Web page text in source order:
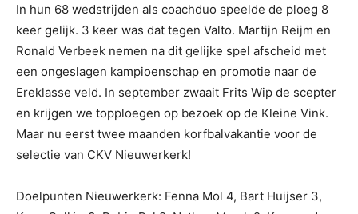
In hun 68 wedstrijden als coachduo speelde de ploeg 8
keer gelijk. 3 keer was dat tegen Valto. Martijn Reijm en
Ronald Verbeek nemen na dit gelijke spel afscheid met
een ongeslagen kampioenschap en promotie naar de
Ereklasse veld. In september zwaait Frits Wip de scepter
en krijgen we topploegen op bezoek op de Kleine Vink.
Maar nu eerst twee maanden korfbalvakantie voor de
selectie van CKV Nieuwerkerk!
Doelpunten Nieuwerkerk: Fenna Mol 4, Bart Huijser 3,